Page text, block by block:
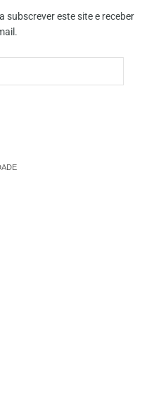
subscrever este site e receber